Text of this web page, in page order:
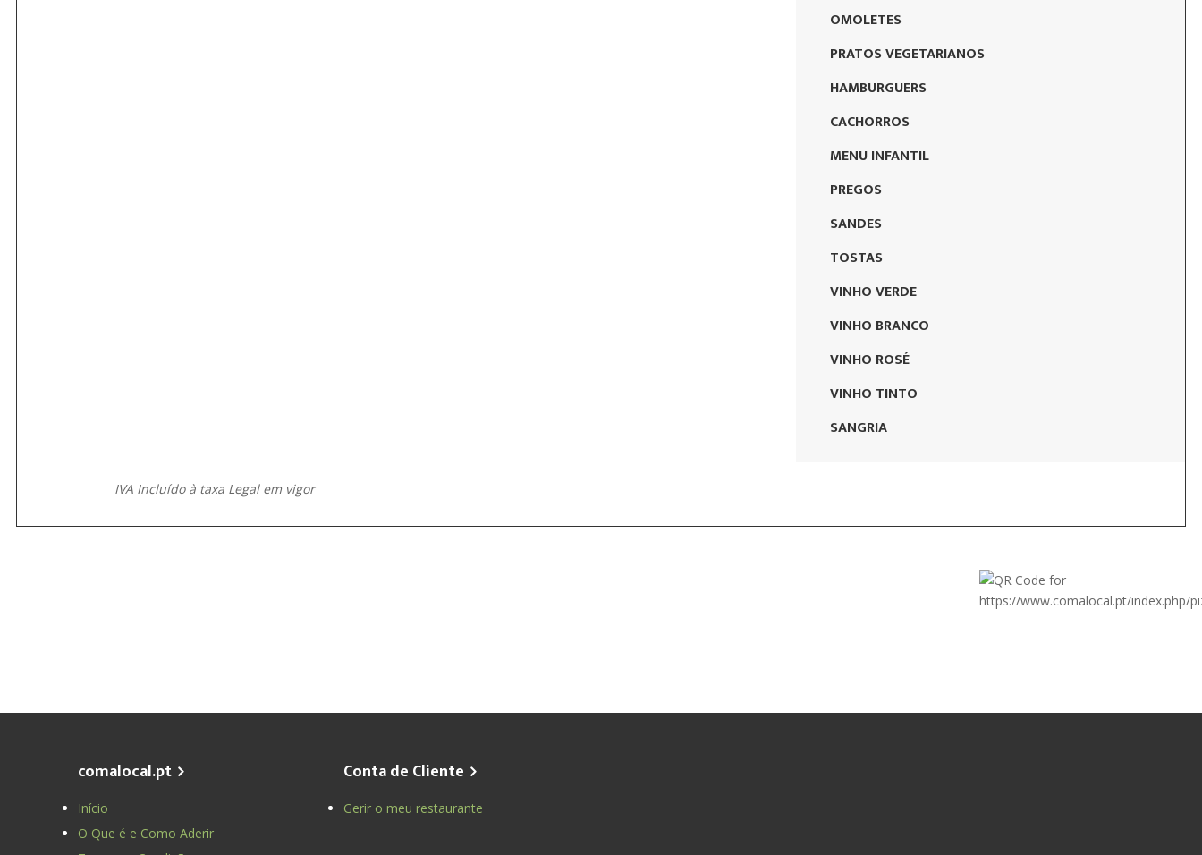
OMOLETES
PRATOS VEGETARIANOS
HAMBURGUERS
CACHORROS
MENU INFANTIL
PREGOS
SANDES
TOSTAS
VINHO VERDE
VINHO BRANCO
VINHO ROSÉ
VINHO TINTO
SANGRIA
IVA Incluído à taxa Legal em vigor
comalocal.pt
Início
O Que é e Como Aderir
Conta de Cliente
Gerir o meu restaurante